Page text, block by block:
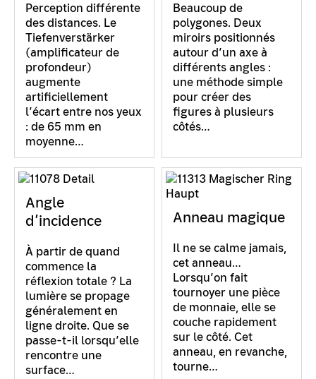
Perception différente
des distances. Le
Tiefenverstärker
(amplificateur de
profondeur)
augmente
artificiellement
l’écart entre nos yeux
: de 65 mm en
moyenne…
Beaucoup de
polygones. Deux
miroirs positionnés
autour d’un axe à
différents angles :
une méthode simple
pour créer des
figures à plusieurs
côtés…
Angle
d’incidence
À partir de quand
commence la
réflexion totale ? La
lumière se propage
généralement en
ligne droite. Que se
passe-t-il lorsqu’elle
rencontre une
surface…
Anneau magique
Il ne se calme jamais,
cet anneau…
Lorsqu’on fait
tournoyer une pièce
de monnaie, elle se
couche rapidement
sur le côté. Cet
anneau, en revanche,
tourne…